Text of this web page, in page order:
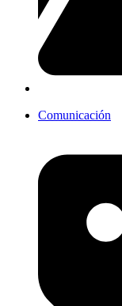
Comunicación